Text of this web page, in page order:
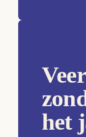
29e Zondag
2e Zondag
2e Zondag
30e Zondag
het